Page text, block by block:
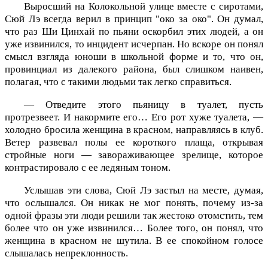
Выросший на Колокольной улице вместе с сиротами,
Сюй Лэ всегда верил в принцип "око за око". Он думал,
что раз Ши Цинхай по пьяни оскорбил этих людей, а он
уже извинился, то инцидент исчерпан. Но вскоре он понял
смысл взгляда юноши в школьной форме и то, что он,
провинциал из далекого района, был слишком наивен,
полагая, что с такими людьми так легко справиться.
— Отведите этого пьяницу в туалет, пусть
протрезвеет. И накормите его… Его рот хуже туалета, —
холодно бросила женщина в красном, направляясь в клуб.
Ветер развевал полы ее короткого плаща, открывая
стройные ноги — завораживающее зрелище, которое
контрастировало с ее ледяным тоном.
Услышав эти слова, Сюй Лэ застыл на месте, думая,
что ослышался. Он никак не мог понять, почему из-за
одной фразы эти люди решили так жестоко отомстить, тем
более что он уже извинился… Более того, он понял, что
женщина в красном не шутила. В ее спокойном голосе
слышалась непреклонность.